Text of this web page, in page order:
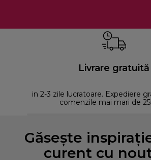
Livrare gratuită
in 2-3 zile lucratoare. Expediere
comenzile mai mari de
Găsește
curent cu